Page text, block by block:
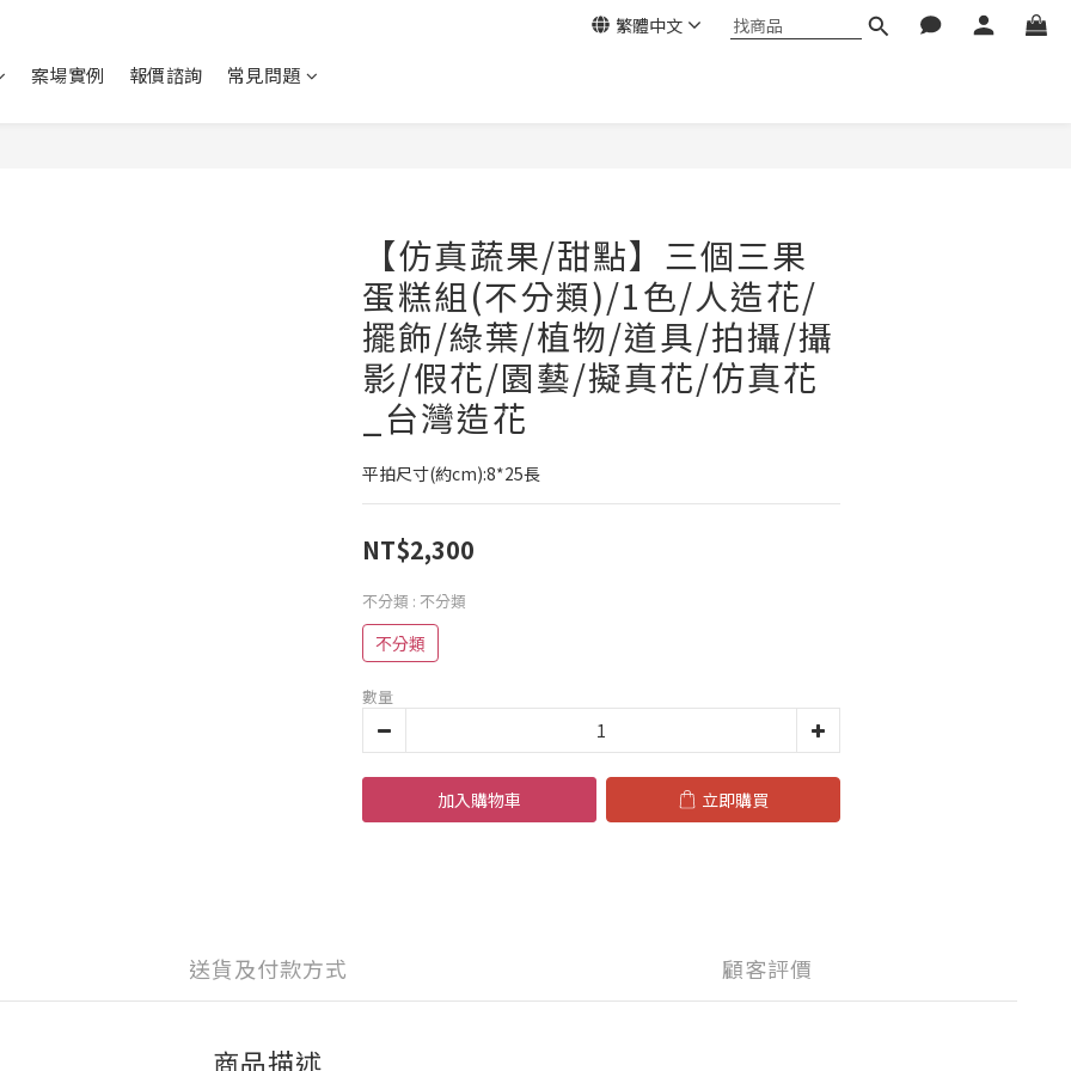
繁體中文
案場實例 報價諮詢 常見問題
【仿真蔬果/甜點】三個三果
蛋糕組(不分類)/1色/人造花/
擺飾/綠葉/植物/道具/拍攝/攝
影/假花/園藝/擬真花/仿真花
_台灣造花
平拍尺寸(約cm):8*25長
NT$2,300
不分類 : 不分類
不分類
數量
加入購物車 立即購買
送貨及付款方式 顧客評價
商品描述